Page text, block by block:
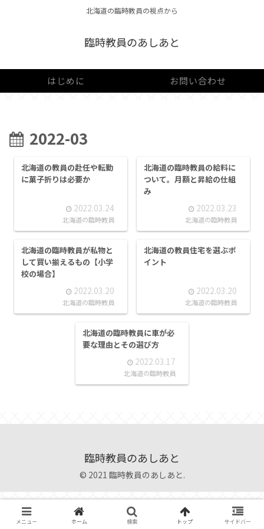
北海道の臨時教員の視点から
臨時教員のあしあと
はじめに お問い合わせ
2022-03
北海道の教員の赴任や転勤
に菓子折りは必要か
2022.03.24
北海道の臨時教員
北海道の臨時教員の給料に
ついて。月額と昇給の仕組
み
2022.03.23
北海道の臨時教員
北海道の臨時教員が私物と
して買い揃えるもの【小学
校の場合】
2022.03.20
北海道の臨時教員
北海道の教員住宅を選ぶポ
イント
2022.03.20
北海道の臨時教員
北海道の臨時教員に車が必
要な理由とその選び方
2022.03.17
北海道の臨時教員
臨時教員のあしあと
© 2021 臨時教員のあしあと.
メニュー ホーム 検索 トップ サイドバー